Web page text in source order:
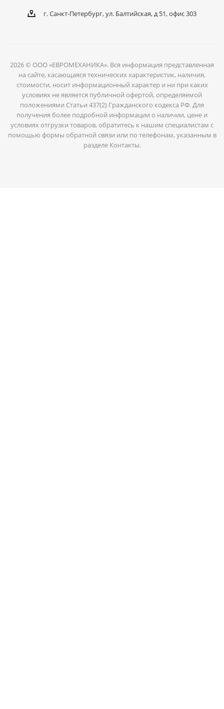
г. Санкт-Петербург, ул. Балтийская, д 51, офис 303
2026 © ООО «ЕВРОМЕХАНИКА». Вся информация представленная
на сайте, касающаяся технических характеристик, наличия,
стоимости, носит информационный характер и ни при каких
условиях не является публичной офертой, определяемой
положениями Статьи 437(2) Гражданского кодекса РФ. Для
получения более подробной информации о наличии, цене и
условиях отгрузки товаров, обратитесь к нашим специалистам с
помощью формы обратной связи или по телефонам, указанным в
разделе Контакты.